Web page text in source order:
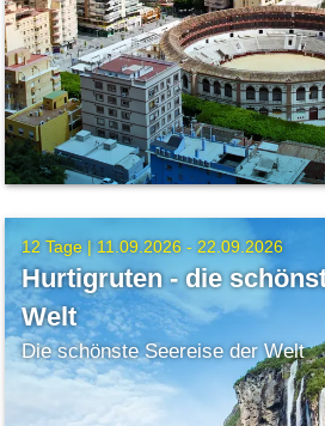
12 Tage | 11.09.2026 - 22.09.2026
Hurtigruten - die
Welt
Die schönste Seereise der Welt